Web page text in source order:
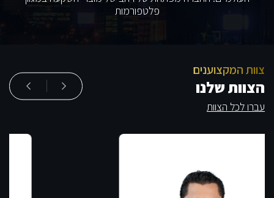
פלטפורמות
צוות המקצוענים
הצוות שלנו
עברו לכל הצוות